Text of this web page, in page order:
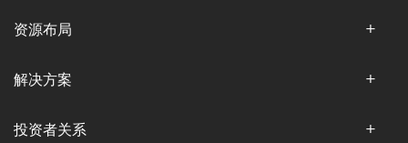
资源布局
解决方案
投资者关系